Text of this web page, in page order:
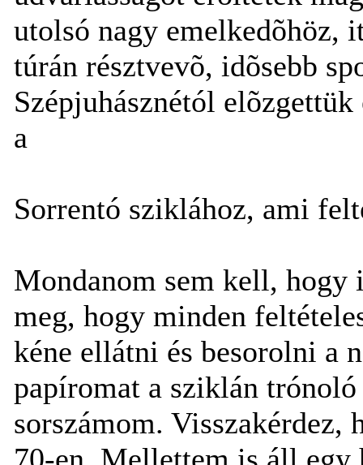
utolsó nagy emelkedõhöz,
túrán résztvevõ, idõsebb
Szépjuhásznétól
a
Sorrentó sziklához, ami
Mondanom sem kell, hogy
meg, hogy minden
kéne ellátni és besorolni a
papíromat a sziklán
sorszámom. Visszakérdez,